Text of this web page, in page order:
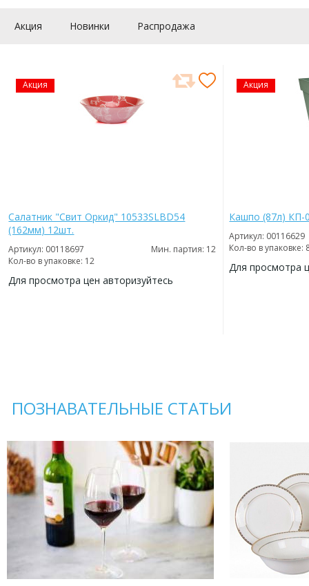
Акция Новинки Распродажа
Акция
Салатник "Свит Оркид" 10533SLBD54
(162мм) 12шт.
Артикул: 00118697
Мин. партия: 12
Кол-во в упаковке: 12
Для просмотра цен авторизуйтесь
Акция
Кашпо (87л) КП-
Артикул: 00116629
Кол-во в упаковке:
Для просмотра
ПОЗНАВАТЕЛЬНЫЕ СТАТЬИ